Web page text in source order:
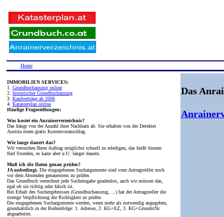
Home
IMMOBILIEN SERVICES:
1. Grundbuchauszug online
2. historischer Grundbuchauszug
3. Kaufverträge ab 2006
4. Katasterplan online
Häufige Fragestellungen:
Was kostet ein Anrainerverzeichnis?
Das hängt von der Anzahl ihrer Nachbarn ab. Sie erhalten von der Detektei
Austria einen gratis Kostenvoranschlag.
Wie lange dauert das?
Wir versuchen Ihren Auftrag möglichst schnell zu erledigen, das heißt binnen
fünf Stunden, es kann aber u.U. länger dauern.
Muß ich die Daten genau prüfen?
JA unbedingt. Die eingegebenen Suchargumente sind vom Antragsteller noch
vor dem Absenden genauestens zu prüfen.
Das Grundbuch verrechnet jede Sucheingabe gnadenlos, auch wir müssen das,
egal ob sie richtig oder falsch ist.
Bei Erhalt des Suchergebnisses (Grundbuchauszug, ...) hat der Antragsteller die
strenge Verpflichtung die Richtigkeit zu prüfen
Die eingegebenen Suchargumente werden, wenn mehr als notwendig angegeben,
grundsätzlich in der Reihenfolge: 1. Adresse, 2. KG+EZ, 3. KG+GrundstNr.
abgearbeitet.
Das